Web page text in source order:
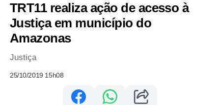
TRT11 realiza ação de acesso à
Justiça em município do
Amazonas
Justiça
25/10/2019 15h08